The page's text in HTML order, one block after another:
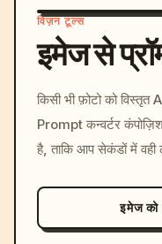
विज़न टूल्स
इमेज से
किसी भी फ़ोटो को
Prompt कन्वर्टर
है, ताकि आप सेकंडों में वही
इमेज